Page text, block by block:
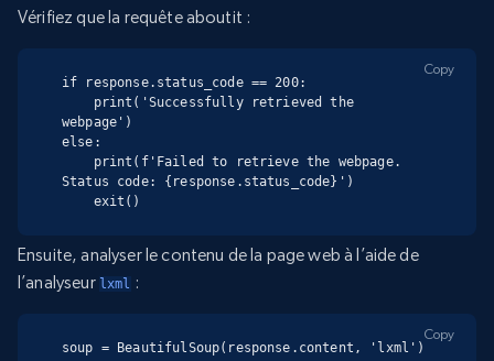
Vérifiez que la requête aboutit :
if response.status_code == 200:
webpage')
else:
Status code: {response.status_code}')
    exit()
Copy
Ensuite, analyser le contenu de la page web à l’aide de
l’analyseur lxml :
soup = BeautifulSoup(response.content, 'lxml')
Copy